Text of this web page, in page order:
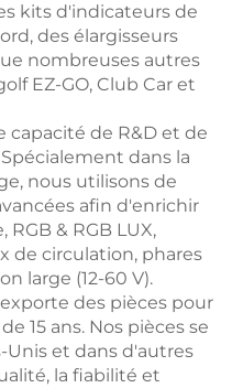
kits d'indicateurs de
des élargisseurs
nombreuses autres
EZ-GO, Club Car et
capacité de R&D et de
dans la
nous utilisons de
afin d'enrichir
& RGB LUX,
de circulation, phares
large (12-60 V).
des pièces pour
15 ans. Nos pièces se
et dans d'autres
la fiabilité et